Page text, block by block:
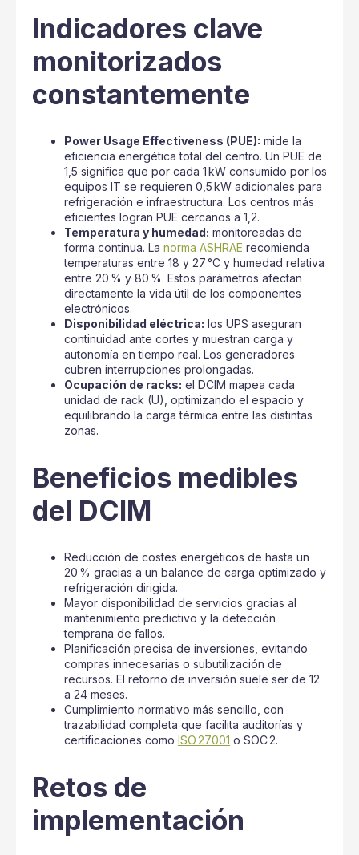
Indicadores clave
monitorizados
constantemente
Power Usage Effectiveness (PUE): mide la
eficiencia energética total del centro. Un PUE de
1,5 significa que por cada 1 kW consumido por los
equipos IT se requieren 0,5 kW adicionales para
refrigeración e infraestructura. Los centros más
eficientes logran PUE cercanos a 1,2.
Temperatura y humedad: monitoreadas de
forma continua. La norma ASHRAE recomienda
temperaturas entre 18 y 27 °C y humedad relativa
entre 20 % y 80 %. Estos parámetros afectan
directamente la vida útil de los componentes
electrónicos.
Disponibilidad eléctrica: los UPS aseguran
continuidad ante cortes y muestran carga y
autonomía en tiempo real. Los generadores
cubren interrupciones prolongadas.
Ocupación de racks: el DCIM mapea cada
unidad de rack (U), optimizando el espacio y
equilibrando la carga térmica entre las distintas
zonas.
Beneficios medibles
del DCIM
Reducción de costes energéticos de hasta un
20 % gracias a un balance de carga optimizado y
refrigeración dirigida.
Mayor disponibilidad de servicios gracias al
mantenimiento predictivo y la detección
temprana de fallos.
Planificación precisa de inversiones, evitando
compras innecesarias o subutilización de
recursos. El retorno de inversión suele ser de 12
a 24 meses.
Cumplimiento normativo más sencillo, con
trazabilidad completa que facilita auditorías y
certificaciones como ISO 27001 o SOC 2.
Retos de
implementación